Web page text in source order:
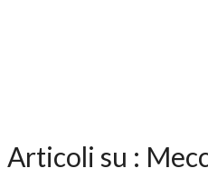
Articoli su :